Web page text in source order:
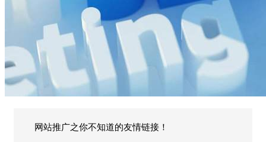
网站推广之你不知道的友情链接！